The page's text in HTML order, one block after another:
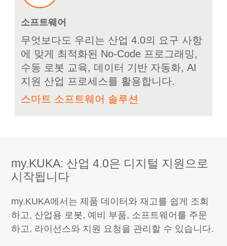
소프트웨어
무엇보다도 우리는 산업 4.0의 요구 사항
에 맞게 최적화된 No-Code 프로그래밍,
수동 로봇 교육, 데이터 기반 자동화, AI
지원 산업 프로세스를 활용합니다.
스마트 소프트웨어 솔루션
my.KUKA: 산업 4.0은 디지털 지원으로
시작됩니다
my.KUKA에서는 제품 데이터와 재고를 쉽게 조회
하고, 산업용 로봇, 예비 부품, 소프트웨어를 주문
하고, 라이선스와 지원 요청을 관리할 수 있습니다.